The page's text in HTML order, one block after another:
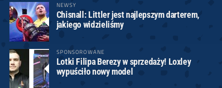
NEWSY
Chisnall: Littler jest najlepszym darterem,
jakiego widzieliśmy
SPONSOROWANE
Lotki Filipa Berezy w sprzedaży! Loxley
wypuściło nowy model